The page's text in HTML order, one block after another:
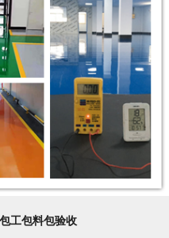
工包料包验收